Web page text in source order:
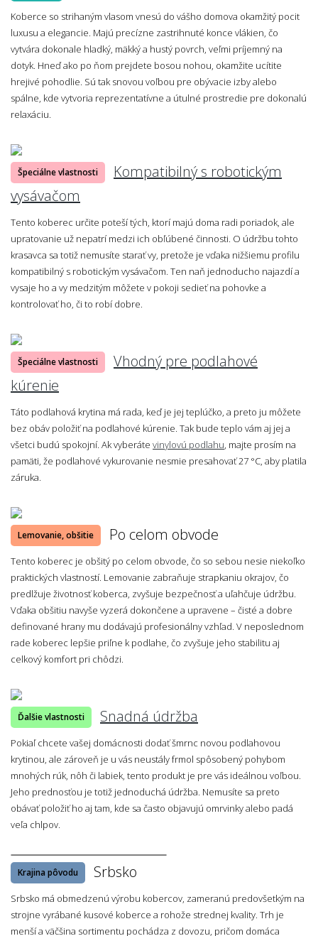
Koberce so strihaným vlasom vnesú do vášho domova okamžitý pocit
luxusu a elegancie. Majú precízne zastrihnuté konce vlákien, čo
vytvára dokonale hladký, mäkký a hustý povrch, veľmi príjemný na
dotyk. Hneď ako po ňom prejdete bosou nohou, okamžite ucítite
hrejivé pohodlie. Sú tak snovou voľbou pre obývacie izby alebo
spálne, kde vytvoria reprezentatívne a útulné prostredie pre dokonalú
relaxáciu.
Špeciálne vlastnosti
Kompatibilný s robotickým
vysávačom
Tento koberec určite poteší tých, ktorí majú doma radi poriadok, ale
upratovanie už nepatrí medzi ich obľúbené činnosti. O údržbu tohto
krasavca sa totiž nemusíte starať vy, pretože je vďaka nižšiemu profilu
kompatibilný s robotickým vysávačom. Ten naň jednoducho najazdí a
vysaje ho a vy medzitým môžete v pokoji sedieť na pohovke a
kontrolovať ho, či to robí dobre.
Špeciálne vlastnosti
Vhodný pre podlahové
kúrenie
Táto podlahová krytina má rada, keď je jej teplúčko, a preto ju môžete
bez obáv položiť na podlahové kúrenie. Tak bude teplo vám aj jej a
všetci budú spokojní. Ak vyberáte vinylovú podlahu , majte prosím na
pamäti, že podlahové vykurovanie nesmie presahovať 27 °C, aby platila
záruka.
Lemovanie, obšitie Po celom obvode
Tento koberec je obšitý po celom obvode, čo so sebou nesie niekoľko
praktických vlastností. Lemovanie zabraňuje strapkaniu okrajov, čo
predlžuje životnosť koberca, zvyšuje bezpečnosť a uľahčuje údržbu.
Vďaka obšitiu navyše vyzerá dokončene a upravene – čisté a dobre
definované hrany mu dodávajú profesionálny vzhľad. V neposlednom
rade koberec lepšie priľne k podlahe, čo zvyšuje jeho stabilitu aj
celkový komfort pri chôdzi.
Ďalšie vlastnosti Snadná údržba
Pokiaľ chcete vašej domácnosti dodať šmrnc novou podlahovou
krytinou, ale zároveň je u vás neustály frmol spôsobený pohybom
mnohých rúk, nôh či labiek, tento produkt je pre vás ideálnou voľbou.
Jeho prednosťou je totiž jednoduchá údržba. Nemusíte sa preto
obávať položiť ho aj tam, kde sa často objavujú omrvinky alebo padá
veľa chlpov.
Krajina pôvodu Srbsko
Srbsko má obmedzenú výrobu kobercov, zameranú predovšetkým na
strojne vyrábané kusové koberce a rohože strednej kvality. Trh je
menší a väčšina sortimentu pochádza z dovozu, pričom domáca